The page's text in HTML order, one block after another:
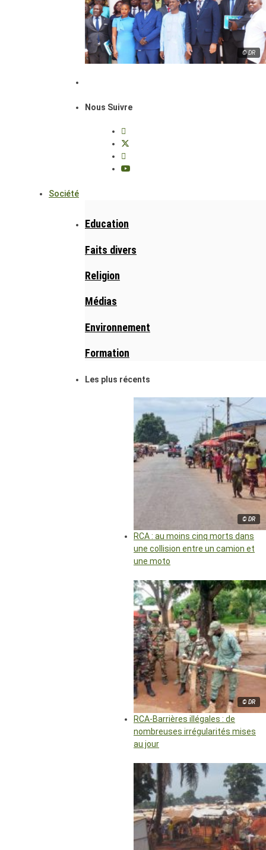
© DR
Nous Suivre
Société
Education
Faits divers
Religion
Médias
Environnement
Formation
Les plus récents
© DR
RCA : au moins cinq morts dans
une collision entre un camion et
une moto
© DR
RCA-Barrières illégales : de
nombreuses irrégularités mises
au jour